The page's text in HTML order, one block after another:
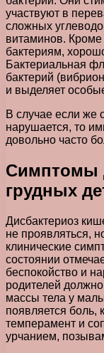
участвуют в
сложных
витаминов. Кроме
бактериям,
Бактериальная
бактерий
и выделяет
В случае если же
нарушается, то
довольно часто
Симптомы
грудных
Дисбактериоз
не проявляться,
клинические
состоянии
беспокойство и
родителей
массы тела у
появляется боль,
темперамент и
урчанием,